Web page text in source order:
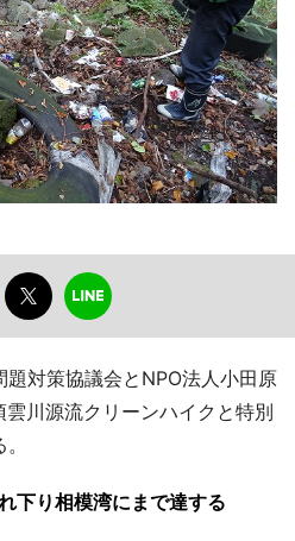
対策協議会とNPO法人小田原
雲川源流クリーンハイクと特別
下り相模湾にまで達する